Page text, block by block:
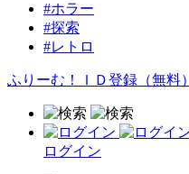
#ホラー
#探索
#レトロ
ふりーむ！ＩＤ登録（無料）
ログイン